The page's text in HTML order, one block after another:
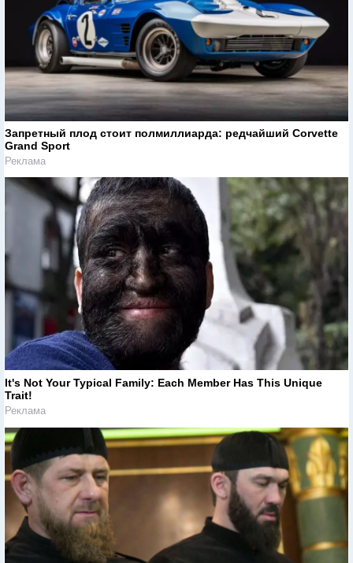
Запретный плод стоит полмиллиарда: редчайший Corvette
Grand Sport
Реклама
It's Not Your Typical Family: Each Member Has This Unique
Trait!
Реклама